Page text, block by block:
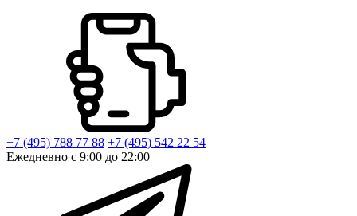
+7 (495) 788 77 88 +7 (495) 542 22 54
Ежедневно с 9:00 до 22:00